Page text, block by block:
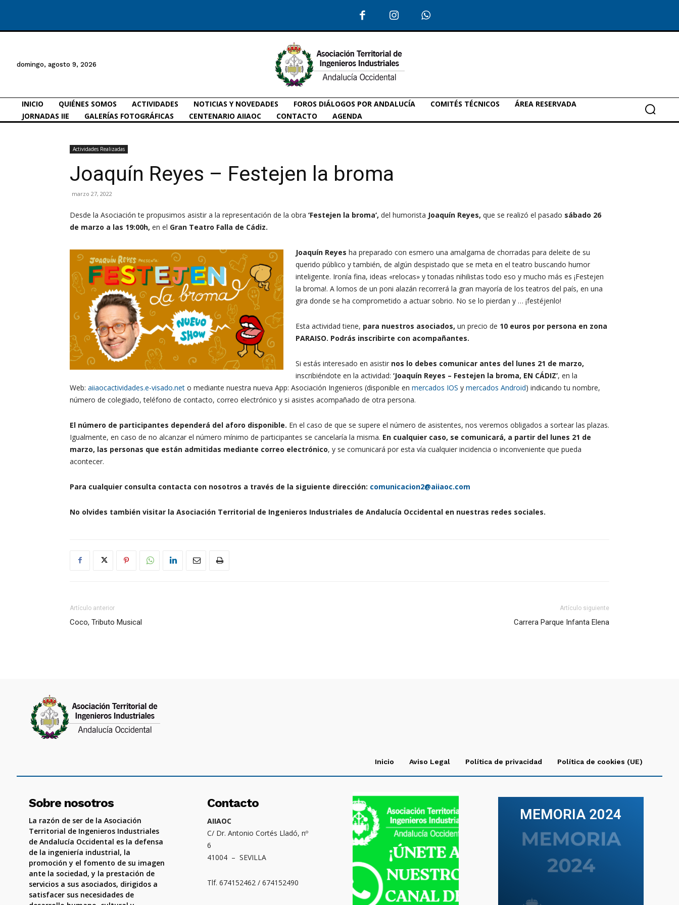
domingo, agosto 9, 2026
INICIO QUIÉNES SOMOS ACTIVIDADES NOTICIAS Y NOVEDADES FOROS DIÁLOGOS POR ANDALUCÍA COMITÉS TÉCNICOS
ÁREA RESERVADA
JORNADAS IIE
GALERÍAS FOTOGRÁFICAS CENTENARIO AIIAOC CONTACTO AGENDA
Actividades Realizadas
Joaquín Reyes – Festejen la broma
marzo 27, 2022
Desde la Asociación te propusimos asistir a la representación de la obra ‘Festejen la broma‘, del humorista Joaquín Reyes, que se realizó el pasado sábado 26
de marzo a las 19:00h, en el Gran Teatro Falla de Cádiz.
Joaquín Reyes ha preparado con esmero una amalgama de chorradas para deleite de su
querido público y también, de algún despistado que se meta en el teatro buscando humor
inteligente. Ironía fina, ideas «relocas» y tonadas nihilistas todo eso y mucho más es ¡Festejen
la broma!. A lomos de un poni alazán recorrerá la gran mayoría de los teatros del país, en una
gira donde se ha comprometido a actuar sobrio. No se lo pierdan y … ¡festéjenlo!
Esta actividad tiene, para nuestros asociados, un precio de 10 euros por persona en zona
PARAISO. Podrás inscribirte con acompañantes.
Si estás interesado en asistir nos lo debes comunicar antes del lunes 21 de marzo,
inscribiéndote en la actividad: ‘Joaquín Reyes – Festejen la broma, EN CÁDIZ’, en la
Web: aiiaocactividades.e-visado.net o mediante nuestra nueva App: Asociación Ingenieros (disponible en mercados IOS y mercados Android) indicando tu nombre,
número de colegiado, teléfono de contacto, correo electrónico y si asistes acompañado de otra persona.
El número de participantes dependerá del aforo disponible. En el caso de que se supere el número de asistentes, nos veremos obligados a sortear las plazas.
Igualmente, en caso de no alcanzar el número mínimo de participantes se cancelaría la misma. En cualquier caso, se comunicará, a partir del lunes 21 de
marzo, las personas que están admitidas mediante correo electrónico, y se comunicará por esta vía cualquier incidencia o inconveniente que pueda
acontecer.
Para cualquier consulta contacta con nosotros a través de la siguiente dirección: comunicacion2@aiiaoc.com
No olvides también visitar la Asociación Territorial de Ingenieros Industriales de Andalucía Occidental en nuestras redes sociales.
Artículo anterior
Coco, Tributo Musical
Artículo siguiente
Carrera Parque Infanta Elena
Inicio Aviso Legal Política de privacidad Política de cookies (UE)
Sobre nosotros
La razón de ser de la Asociación
Territorial de Ingenieros Industriales
de Andalucía Occidental es la defensa
de la ingeniería industrial, la
promoción y el fomento de su imagen
ante la sociedad, y la prestación de
servicios a sus asociados, dirigidos a
satisfacer sus necesidades de
Contacto
AIIAOC
C/ Dr. Antonio Cortés Lladó, nº
6
41004 – SEVILLA
Tlf. 674152462 / 674152490
MEMORIA 2024